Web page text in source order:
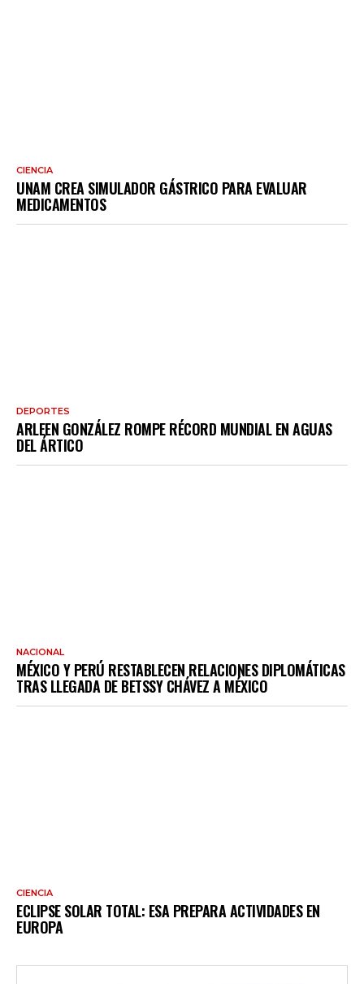
CIENCIA
UNAM CREA SIMULADOR GÁSTRICO PARA EVALUAR
MEDICAMENTOS
DEPORTES
ARLEEN GONZÁLEZ ROMPE RÉCORD MUNDIAL EN AGUAS
DEL ÁRTICO
NACIONAL
MÉXICO Y PERÚ RESTABLECEN RELACIONES DIPLOMÁTICAS
TRAS LLEGADA DE BETSSY CHÁVEZ A MÉXICO
CIENCIA
ECLIPSE SOLAR TOTAL: ESA PREPARA ACTIVIDADES EN
EUROPA